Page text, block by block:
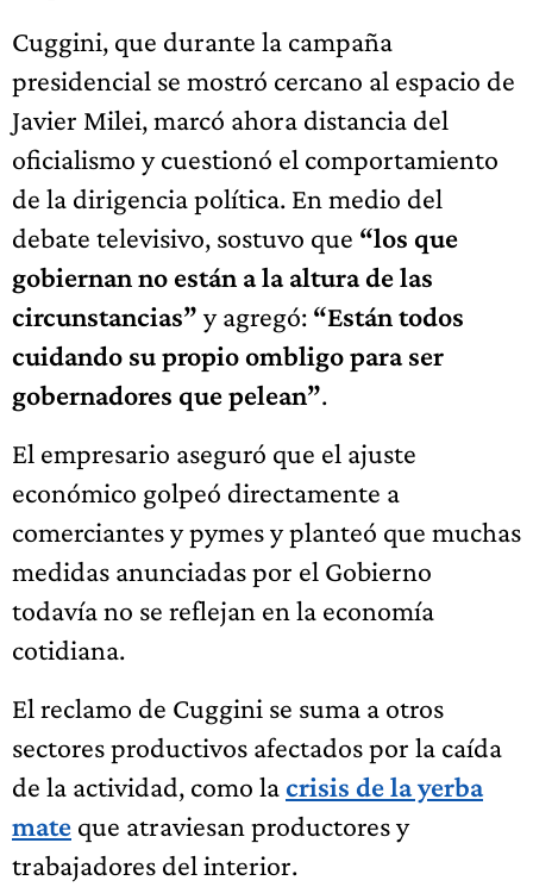
Cuggini, que durante la campaña
presidencial se mostró cercano al espacio de
Javier Milei, marcó ahora distancia del
oficialismo y cuestionó el comportamiento
de la dirigencia política. En medio del
debate televisivo, sostuvo que “los que
gobiernan no están a la altura de las
circunstancias” y agregó: “Están todos
cuidando su propio ombligo para ser
gobernadores que pelean”.
El empresario aseguró que el ajuste
económico golpeó directamente a
comerciantes y pymes y planteó que muchas
medidas anunciadas por el Gobierno
todavía no se reflejan en la economía
cotidiana.
El reclamo de Cuggini se suma a otros
sectores productivos afectados por la caída
de la actividad, como lacrisis de la yerba
mate que atraviesan productores y
trabajadores del interior.